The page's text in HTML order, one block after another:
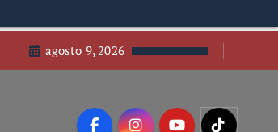
agosto 9, 2026